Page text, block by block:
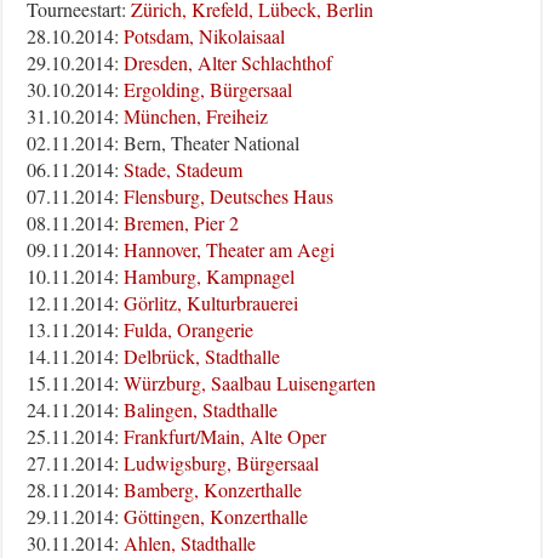
Tourneestart:Zürich, Krefeld, Lübeck, Berlin
28.10.2014:Potsdam, Nikolaisaal
29.10.2014:Dresden, Alter Schlachthof
30.10.2014:Ergolding, Bürgersaal
31.10.2014:München, Freiheiz
02.11.2014: Bern, Theater National
06.11.2014:Stade, Stadeum
07.11.2014:Flensburg, Deutsches Haus
08.11.2014:Bremen, Pier 2
09.11.2014:Hannover, Theater am Aegi
10.11.2014:Hamburg, Kampnagel
12.11.2014:Görlitz, Kulturbrauerei
13.11.2014:Fulda, Orangerie
14.11.2014:Delbrück, Stadthalle
15.11.2014:Würzburg, Saalbau Luisengarten
24.11.2014:Balingen, Stadthalle
25.11.2014:Frankfurt/Main, Alte Oper
27.11.2014:Ludwigsburg, Bürgersaal
28.11.2014:Bamberg, Konzerthalle
29.11.2014:Göttingen, Konzerthalle
30.11.2014:Ahlen, Stadthalle